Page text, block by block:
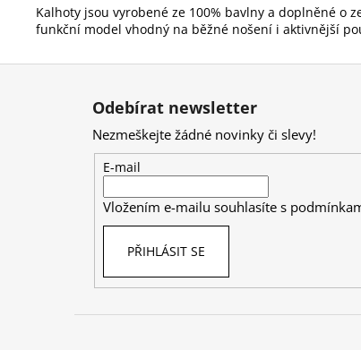
Kalhoty jsou vyrobené ze 100% bavlny a doplněné o
funkční model vhodný na běžné nošení i aktivnější
Odebírat newsletter
Nezmeškejte žádné novinky či slevy!
E-mail
Vložením e-mailu souhlasíte s
PŘIHLÁSIT SE